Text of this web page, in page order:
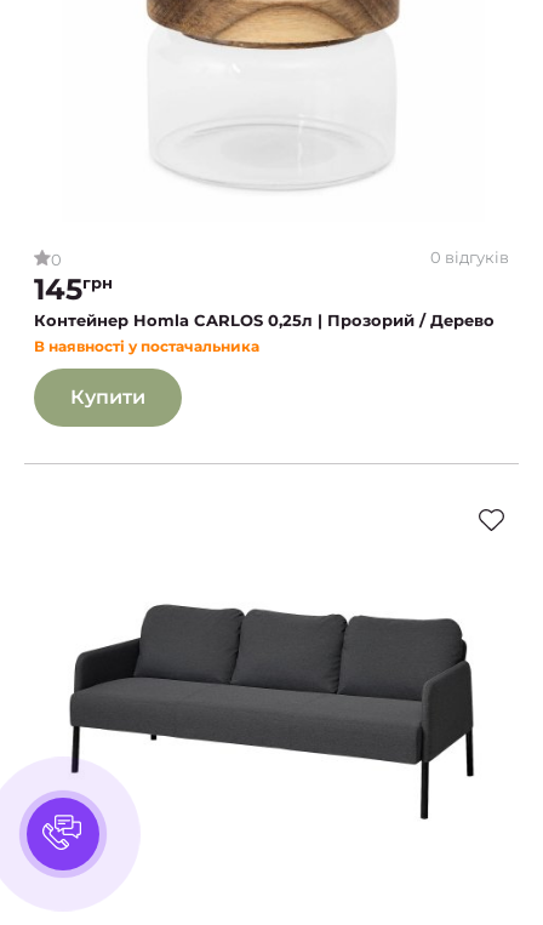
0 0 відгуків
145грн
Контейнер Homla CARLOS 0,25л | Прозорий / Дерево
В наявності у постачальника
Купити